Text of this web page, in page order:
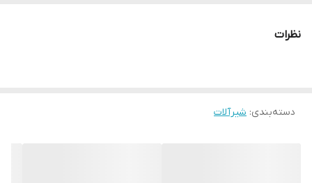
نظرات
دسته‌بندی: شیرآلات